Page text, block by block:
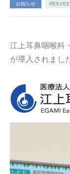
お知らせ
江上耳鼻咽喉科
が導入されまし